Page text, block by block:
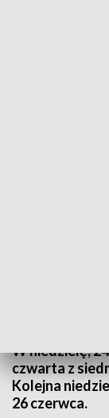
W niedzielę,
czwarta z
Kolejna
26 czerwca.